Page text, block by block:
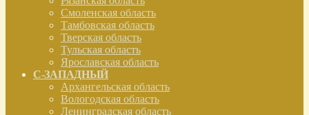
Смоленская область
Тамбовская область
Тверская область
Тульская область
Ярославская область
С-ЗАПАДНЫЙ
Архангельская область
Вологодская область
Ленинградская область